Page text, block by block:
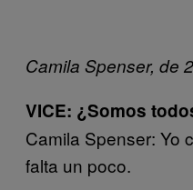
Camila Spenser, de
VICE: ¿Somos
Camila Spenser: Yo
falta un poco.